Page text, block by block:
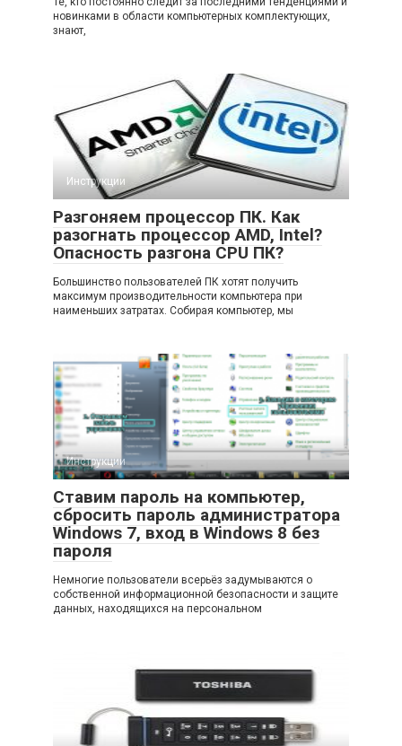
новинками в области компьютерных комплектующих,
знают,
Инструкции
Разгоняем процессор ПК. Как
разогнать процессор AMD, Intel?
Опасность разгона CPU ПК?
Большинство пользователей ПК хотят получить
максимум производительности компьютера при
наименьших затратах. Собирая компьютер, мы
Инструкции
Ставим пароль на компьютер,
сбросить пароль администратора
Windows 7, вход в Windows 8 без
пароля
Немногие пользователи всерьёз задумываются о
собственной информационной безопасности и защите
данных, находящихся на персональном